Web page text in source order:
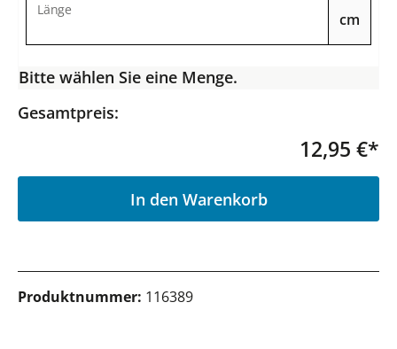
Länge
cm
Bitte wählen Sie eine Menge.
Gesamtpreis:
12,95 €*
In den Warenkorb
Produktnummer: 116389